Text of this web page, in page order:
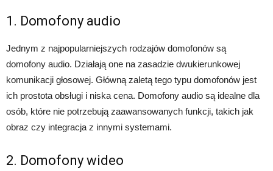
1. Domofony audio
Jednym z najpopularniejszych rodzajów domofonów są
domofony audio. Działają one na zasadzie dwukierunkowej
komunikacji głosowej. Główną zaletą tego typu domofonów jest
ich prostota obsługi i niska cena. Domofony audio są idealne dla
osób, które nie potrzebują zaawansowanych funkcji, takich jak
obraz czy integracja z innymi systemami.
2. Domofony wideo